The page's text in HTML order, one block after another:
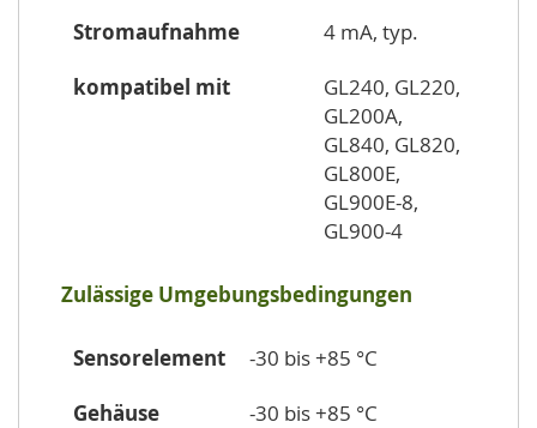
Stromaufnahme
4 mA, typ.
kompatibel mit
GL240, GL220,
GL200A,
GL840, GL820,
GL800E,
GL900E-8,
GL900-4
Zulässige Umgebungsbedingungen
Sensorelement
-30 bis +85 °C
Gehäuse
-30 bis +85 °C